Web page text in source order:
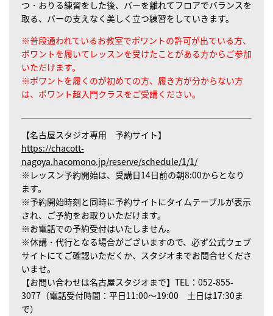
つ・おりる練習をした後、バーを離れてフロアでバランスを
取る、バーの支えなく美しく立つ練習をしていきます。
※普段通われているお教室でポワントの許可が出ている方、
ポワントを履いてレッスンを受けたことがある方からご参加
いただけます。
※ポワントを履くのが初めての方、履き方が分からない方
は、ポワント超入門クラスをご受講ください。
【名古屋スタジオ専用 予約サイト】
https://chacott-
nagoya.hacomono.jp/reserve/schedule/1/1/
※レッスン予約開始は、受講日14日前の朝8:00からとなり
ます。
※予約開始時刻と同時に予約サイトにタイムテーブルが表示
され、ご予約をお取りいただけます。
※お電話での予約受付はいたしません。
※休講・代行となる場合がございますので、必ず公式ウェブ
サイトにてご確認いただくか、スタジオまでお問合せくださ
いませ。
【お問い合わせは名古屋スタジオまで】TEL：052-855-
3077（電話受付時間：平日11:00～19:00 土日は17:30ま
で）